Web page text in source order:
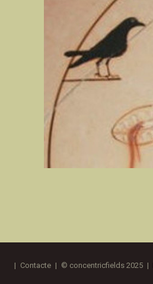
| Contacte | © concentricfields 2025 |